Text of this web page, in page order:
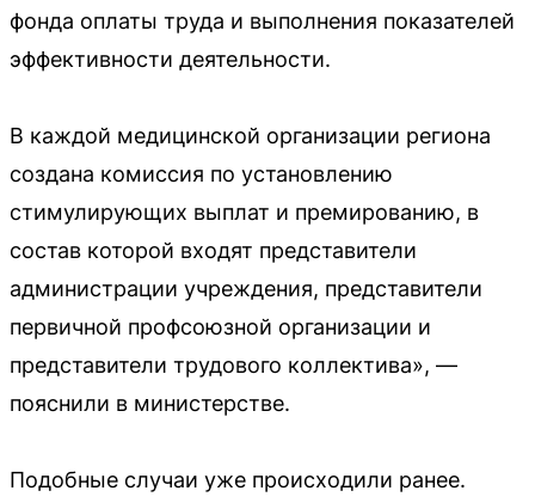
фонда оплаты труда и выполнения показателей
эффективности деятельности.
В каждой медицинской организации региона
создана комиссия по установлению
стимулирующих выплат и премированию, в
состав которой входят представители
администрации учреждения, представители
первичной профсоюзной организации и
представители трудового коллектива», —
пояснили в министерстве.
Подобные случаи уже происходили ранее.